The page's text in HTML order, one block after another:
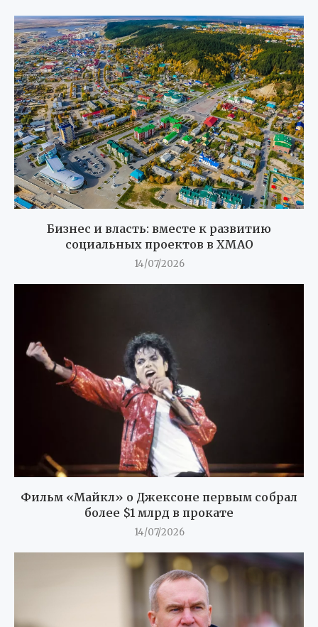
Бизнес и власть: вместе к развитию
социальных проектов в ХМАО
14/07/2026
Фильм «Майкл» о Джексоне первым собрал
более $1 млрд в прокате
14/07/2026